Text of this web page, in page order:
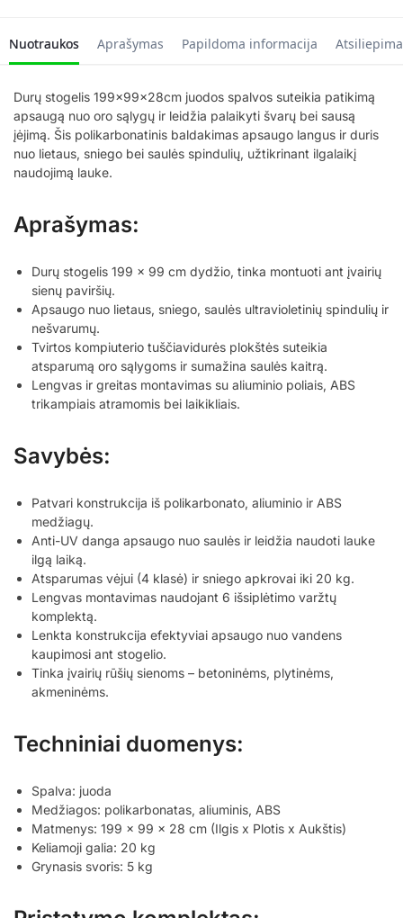
Nuotraukos Aprašymas Papildoma informacija
Durų stogelis 199x99x28cm juodos spalvos suteikia patikimą
apsaugą nuo oro sąlygų ir leidžia palaikyti švarų bei sausą
įėjimą. Šis polikarbonatinis baldakimas apsaugo langus ir duris
nuo lietaus, sniego bei saulės spindulių, užtikrinant ilgalaikį
naudojimą lauke.
Aprašymas:
Durų stogelis 199 x 99 cm dydžio, tinka montuoti ant įvairių
sienų paviršių.
Apsaugo nuo lietaus, sniego, saulės ultravioletinių spindulių ir
nešvarumų.
Tvirtos kompiuterio tuščiavidurės plokštės suteikia
atsparumą oro sąlygoms ir sumažina saulės kaitrą.
Lengvas ir greitas montavimas su aliuminio poliais, ABS
trikampiais atramomis bei laikikliais.
Savybės:
Patvari konstrukcija iš polikarbonato, aliuminio ir ABS
medžiagų.
Anti-UV danga apsaugo nuo saulės ir leidžia naudoti lauke
ilgą laiką.
Atsparumas vėjui (4 klasė) ir sniego apkrovai iki 20 kg.
Lengvas montavimas naudojant 6 išsiplėtimo varžtų
komplektą.
Lenkta konstrukcija efektyviai apsaugo nuo vandens
kaupimosi ant stogelio.
Tinka įvairių rūšių sienoms – betoninėms, plytinėms,
akmeninėms.
Techniniai duomenys:
Spalva: juoda
Medžiagos: polikarbonatas, aliuminis, ABS
Matmenys: 199 x 99 x 28 cm (Ilgis x Plotis x Aukštis)
Keliamoji galia: 20 kg
Grynasis svoris: 5 kg